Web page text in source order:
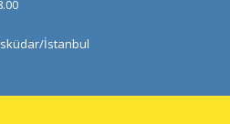
İstanbul